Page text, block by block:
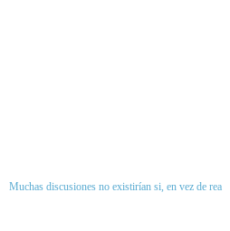
Muchas discusiones no existirían si, en vez de rea